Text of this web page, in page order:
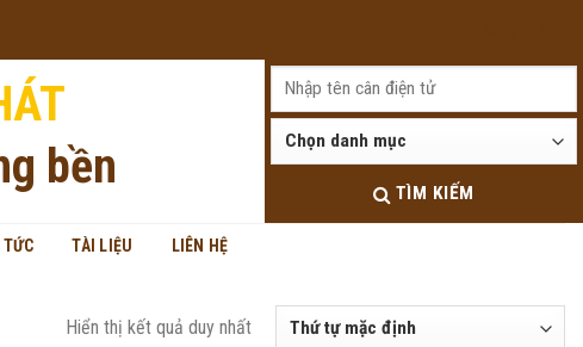
bền
TÌM KIẾM
TÀI LIỆU LIÊN HỆ
Hiển thị kết quả duy nhất